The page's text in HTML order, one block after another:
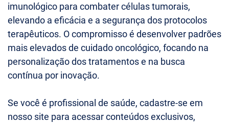
imunológico para combater células tumorais,
elevando a eficácia e a segurança dos protocolos
terapêuticos. O compromisso é desenvolver padrões
mais elevados de cuidado oncológico, focando na
personalização dos tratamentos e na busca
contínua por inovação.
Se você é profissional de saúde, cadastre-se em
nosso site para acessar conteúdos exclusivos,